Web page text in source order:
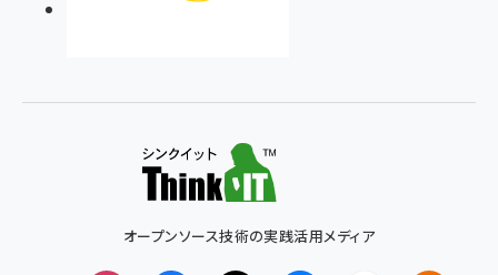
オープンソース技術の実践活用メディア